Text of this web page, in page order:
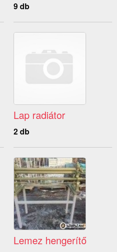
9 db
Lap radiátor
2 db
Lemez hengerítő